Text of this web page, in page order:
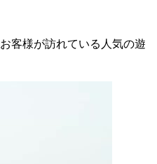
客様が訪れている人気の遊